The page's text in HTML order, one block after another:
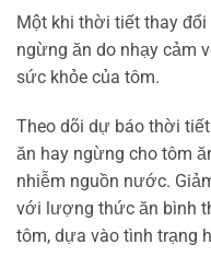
Một khi thời tiết thay
ngừng ăn do nhạy cảm
sức khỏe của tôm.
Theo dõi dự báo thời
ăn hay ngừng cho tôm
nhiễm nguồn nước.
với lượng thức ăn bình
tôm, dựa vào tình trạng